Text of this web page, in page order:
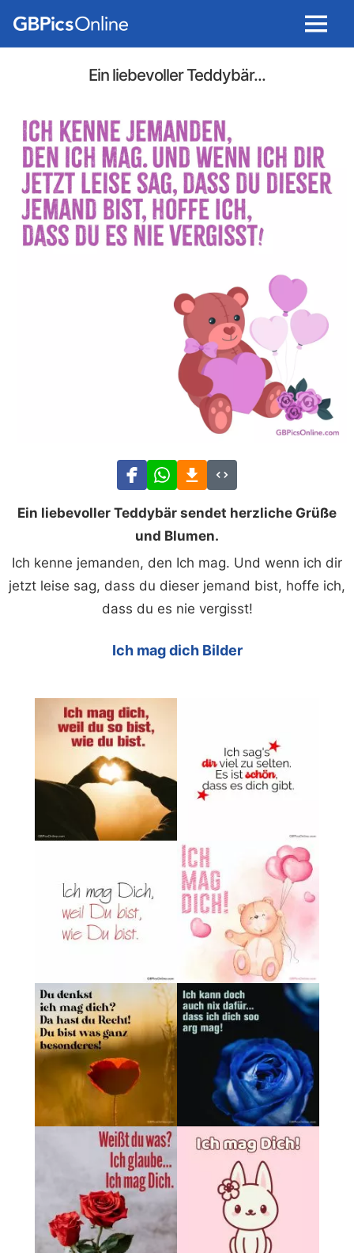
Menu
Ein liebevoller Teddybär...
Ein liebevoller Teddybär sendet herzliche Grüße
und Blumen.
Ich kenne jemanden, den Ich mag. Und wenn ich dir
jetzt leise sag, dass du dieser jemand bist, hoffe ich,
dass du es nie vergisst!
Ich mag dich Bilder